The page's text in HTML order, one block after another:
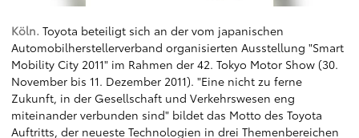
Köln. Toyota beteiligt sich an der vom japanischen
Automobilherstellerverband organisierten Ausstellung "Smart
Mobility City 2011" im Rahmen der 42. Tokyo Motor Show (30.
November bis 11. Dezember 2011). "Eine nicht zu ferne
Zukunft, in der Gesellschaft und Verkehrswesen eng
miteinander verbunden sind" bildet das Motto des Toyota
Auftritts, der neueste Technologien in drei Themenbereichen